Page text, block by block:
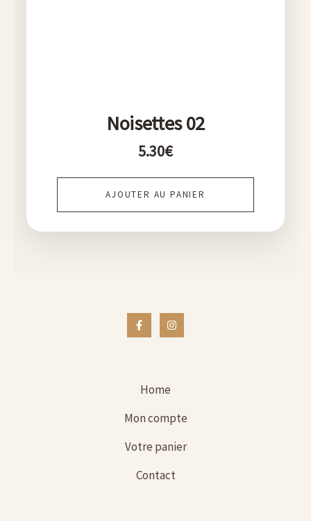
Noisettes 02
5.30€
AJOUTER AU PANIER
Home
Mon compte
Votre panier
Contact